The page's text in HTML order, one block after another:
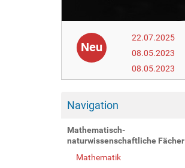
Neu
22.07.2025
08.05.2023
08.05.2023
Navigation
Mathematisch-
naturwissenschaftliche Fächer
Mathematik